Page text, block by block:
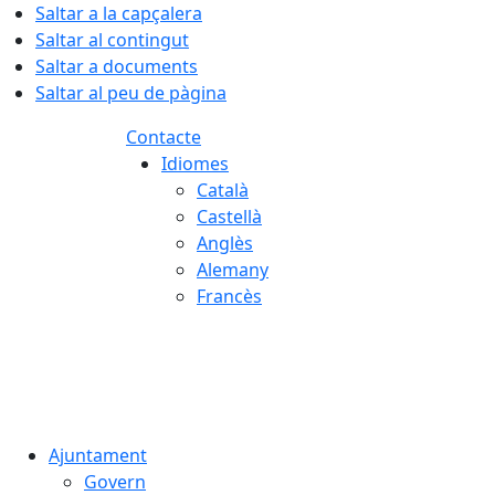
Saltar a la capçalera
Saltar al contingut
Saltar a documents
Saltar al peu de pàgina
Contacte
Idiomes
Català
Castellà
Anglès
Alemany
Francès
Ajuntament
Govern